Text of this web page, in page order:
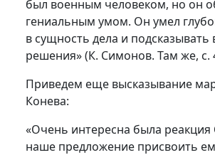
был военным человеком, но он
гениальным умом. Он умел
в сущность дела и
решения» (К. Симонов. Там же, с.
Приведем еще высказывание
Конева:
«Очень интересна была реакция
наше предложение присвоить